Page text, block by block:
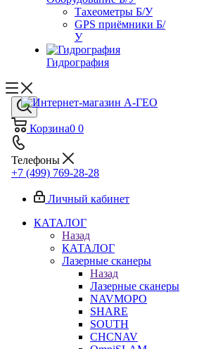
Тахеометры Б/У
GPS приёмники Б/
У
Гидрография
Корзина0 0
Телефоны
+7 (499) 769-28-28
Личный кабинет
КАТАЛОГ
Назад
КАТАЛОГ
Лазерные сканеры
Назад
Лазерные сканеры
NAVMOPO
SHARE
SOUTH
CHCNAV